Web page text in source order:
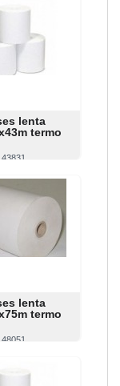
lenta
termo
43831
Pirkt
lenta
termo
48051